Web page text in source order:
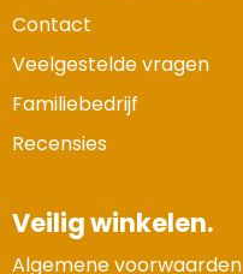
Contact
Veelgestelde vragen
Familiebedrijf
Recensies
Veilig winkelen.
Algemene voorwaarden